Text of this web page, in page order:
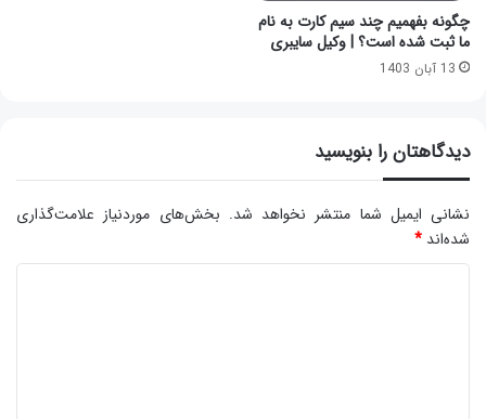
چگونه بفهمیم چند سیم کارت به نام
ما ثبت شده است؟ | وکیل سایبری
13 آبان 1403
دیدگاهتان را بنویسید
نشانی ایمیل شما منتشر نخواهد شد. بخش‌های موردنیاز علامت‌گذاری
شده‌اند *